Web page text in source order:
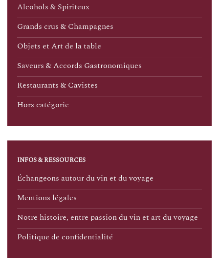
Alcohols & Spiriteux
Grands crus & Champagnes
Objets et Art de la table
Saveurs & Accords Gastronomiques
Restaurants & Cavistes
Hors catégorie
INFOS & RESSOURCES
Échangeons autour du vin et du voyage
Mentions légales
Notre histoire, entre passion du vin et art du voyage
Politique de confidentialité